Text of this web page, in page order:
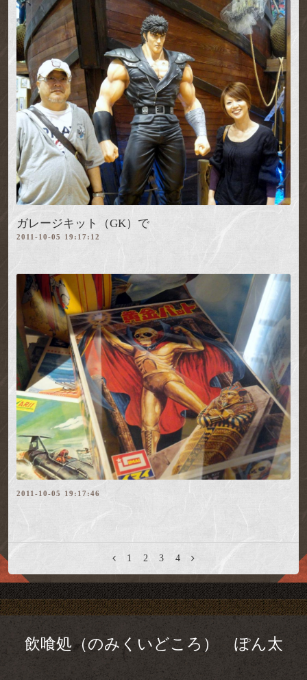
ガレージキット（GK）で
2011-10-05 19:17:12
2011-10-05 19:17:46
1 2 3 4
飲喰処（のみくいどころ） ぽん太